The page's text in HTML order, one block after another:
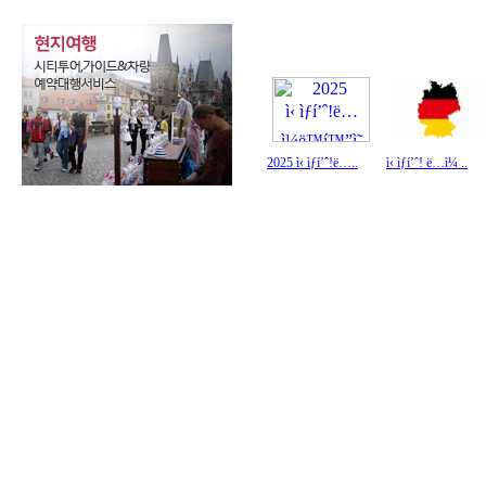
2025 ì‹ ìƒí’ˆ!ë….. ì‹ ìƒí’ˆ! ë…ì¼ ..